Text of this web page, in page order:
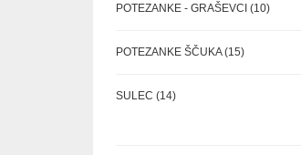
POTEZANKE - GRAŠEVCI 1010
POTEZANKE ŠČUKA 1515
SULEC 1414